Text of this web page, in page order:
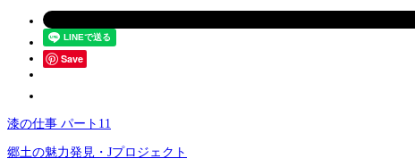
Save
漆の仕事 パート11
郷土の魅力発見・Jプロジェクト